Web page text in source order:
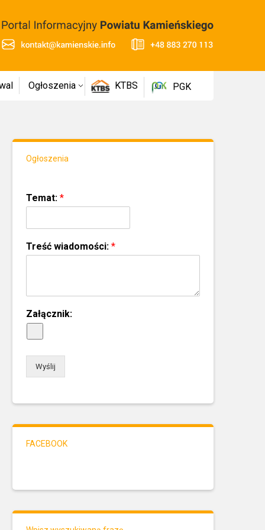
Ogłoszenia KTBS PGK
Ogłoszenia
Temat: *
Treść wiadomości: *
Załącznik:
Wyślij
FACEBOOK